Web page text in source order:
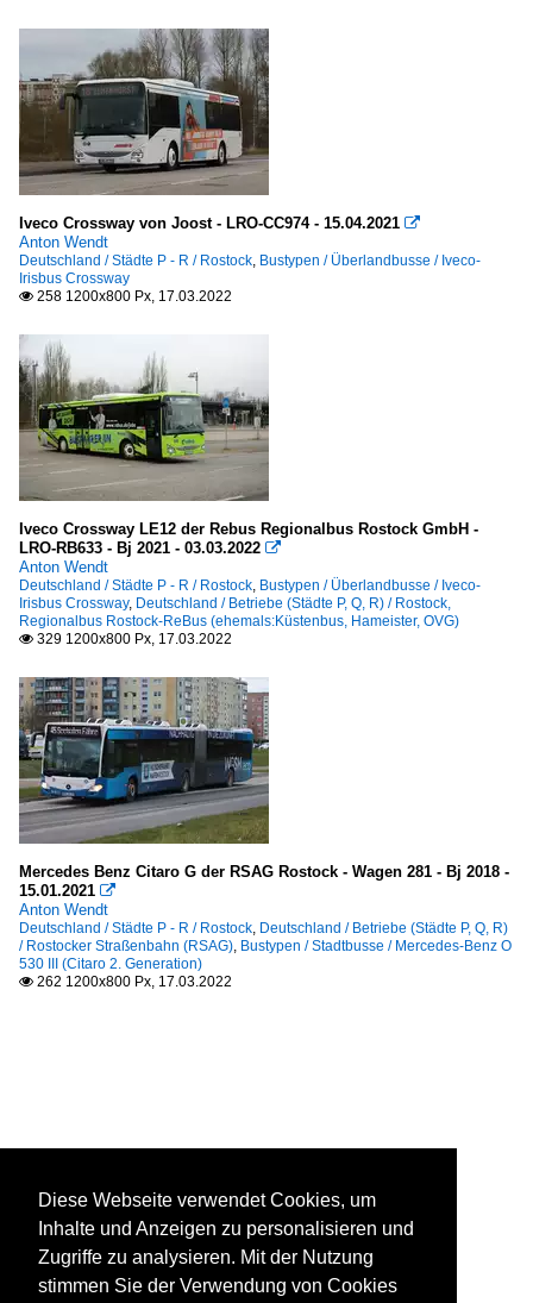
Iveco Crossway von Joost - LRO-CC974 - 15.04.2021 
Anton Wendt
Deutschland / Städte P - R / Rostock, Bustypen / Überlandbusse / Iveco-
Irisbus Crossway
 258 1200x800 Px, 17.03.2022
Iveco Crossway LE12 der Rebus Regionalbus Rostock GmbH -
LRO-RB633 - Bj 2021 - 03.03.2022 
Anton Wendt
Deutschland / Städte P - R / Rostock, Bustypen / Überlandbusse / Iveco-
Irisbus Crossway, Deutschland / Betriebe (Städte P, Q, R) / Rostock,
Regionalbus Rostock-ReBus (ehemals:Küstenbus, Hameister, OVG)
 329 1200x800 Px, 17.03.2022
Mercedes Benz Citaro G der RSAG Rostock - Wagen 281 - Bj 2018 -
15.01.2021 
Anton Wendt
Deutschland / Städte P - R / Rostock, Deutschland / Betriebe (Städte P, Q, R)
/ Rostocker Straßenbahn (RSAG), Bustypen / Stadtbusse / Mercedes-Benz O
530 III (Citaro 2. Generation)
 262 1200x800 Px, 17.03.2022
Diese Webseite verwendet Cookies, um
Inhalte und Anzeigen zu personalisieren und
Zugriffe zu analysieren. Mit der Nutzung
stimmen Sie der Verwendung von Cookies